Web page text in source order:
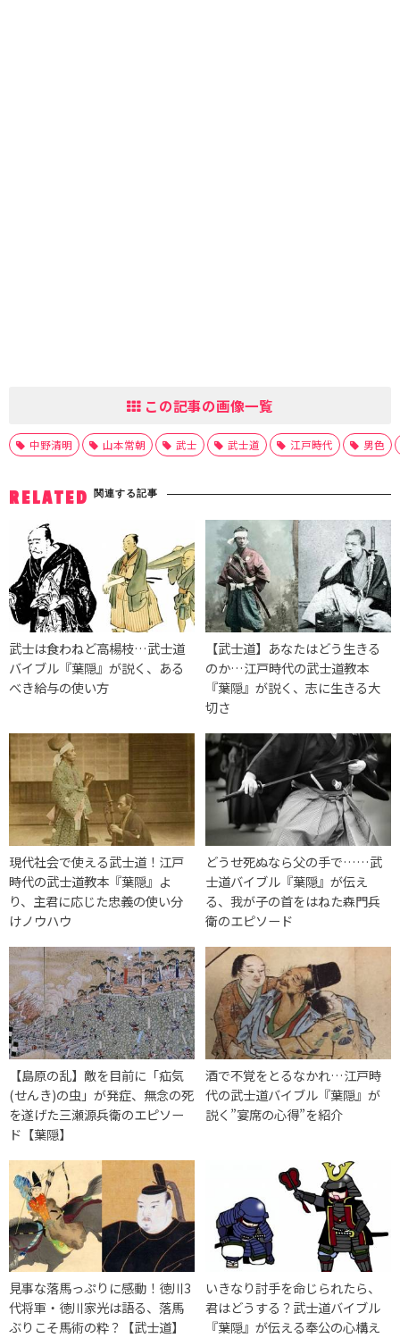
この記事の画像一覧
中野清明 山本常朝 武士 武士道 江戸時代 男色
RELATED 関連する記事
武士は食わねど高楊枝…武士道
バイブル『葉隠』が説く、ある
べき給与の使い方
【武士道】あなたはどう生きる
のか…江戸時代の武士道教本
『葉隠』が説く、志に生きる大
切さ
現代社会で使える武士道！江戸
時代の武士道教本『葉隠』よ
り、主君に応じた忠義の使い分
けノウハウ
どうせ死ぬなら父の手で……武
士道バイブル『葉隠』が伝え
る、我が子の首をはねた森門兵
衛のエピソード
【島原の乱】敵を目前に「疝気
(せんき)の虫」が発症、無念の死
を遂げた三瀬源兵衛のエピソー
ド【葉隠】
酒で不覚をとるなかれ…江戸時
代の武士道バイブル『葉隠』が
説く”宴席の心得”を紹介
見事な落馬っぷりに感動！徳川3
代将軍・徳川家光は語る、落馬
ぶりこそ馬術の粋？【武士道】
いきなり討手を命じられたら、
君はどうする？武士道バイブル
『葉隠』が伝える奉公の心構え